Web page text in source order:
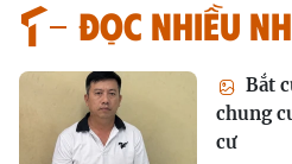
Đọc nhiều
Bắt
chung
cư